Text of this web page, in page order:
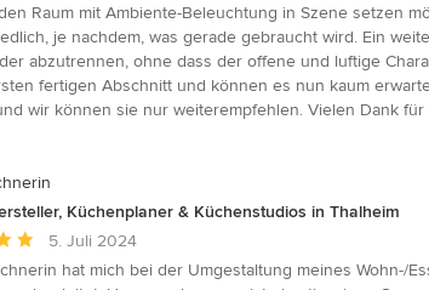
Raum mit Ambiente-Beleuchtung in Szene setzen
je nachdem, was gerade gebraucht wird. Ein
abzutrennen, ohne dass der offene und luftige
fertigen Abschnitt und können es nun kaum
wir können sie nur weiterempfehlen. Vielen Dank
Küchenplaner & Küchenstudios in Thalheim
5. Juli 2024
hat mich bei der Umgestaltung meines Wohn-/